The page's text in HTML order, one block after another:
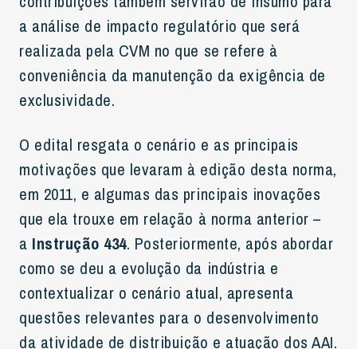
a análise de impacto regulatório que será
realizada pela CVM no que se refere à
conveniência da manutenção da exigência de
exclusividade.
O edital resgata o cenário e as principais
motivações que levaram à edição desta norma,
em 2011, e algumas das principais inovações
que ela trouxe em relação à norma anterior –
a Instrução 434. Posteriormente, após abordar
como se deu a evolução da indústria e
contextualizar o cenário atual, apresenta
questões relevantes para o desenvolvimento
da atividade de distribuição e atuação dos AAI.